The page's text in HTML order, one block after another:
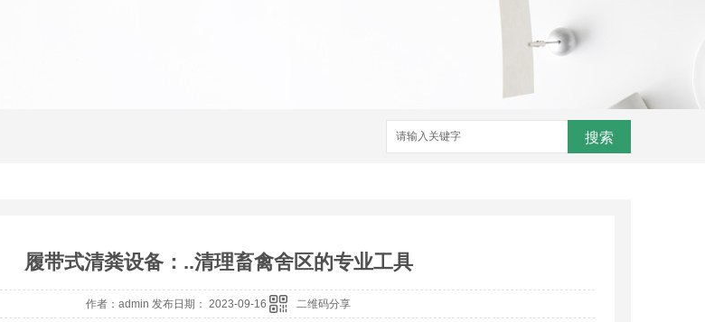
搜索
履带式清粪设备：..清理畜禽舍区的专业工具
作者：admin 发布日期： 2023-09-16 二维码分享